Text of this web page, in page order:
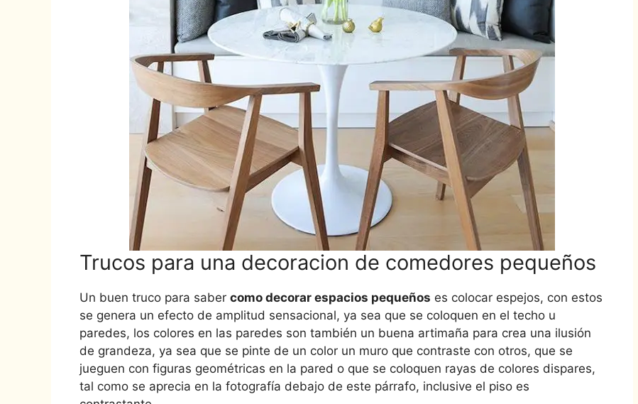
Trucos para una decoracion de comedores pequeños
Un buen truco para saber como decorar espacios pequeños es colocar espejos, con estos
se genera un efecto de amplitud sensacional, ya sea que se coloquen en el techo u
paredes, los colores en las paredes son también un buena artimaña para crea una ilusión
de grandeza, ya sea que se pinte de un color un muro que contraste con otros, que se
jueguen con figuras geométricas en la pared o que se coloquen rayas de colores dispares,
tal como se aprecia en la fotografía debajo de este párrafo, inclusive el piso es